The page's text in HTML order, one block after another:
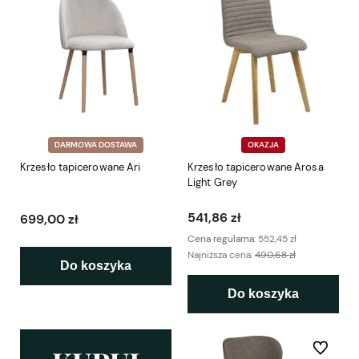
DARMOWA DOSTAWA
Krzesło tapicerowane Ari
699,00 zł
Do koszyka
OKAZJA
Krzesło tapicerowane Arosa
Light Grey
541,86 zł
Cena regularna: 552,45 zł
Najniższa cena:490,68 zł
Do koszyka
Do